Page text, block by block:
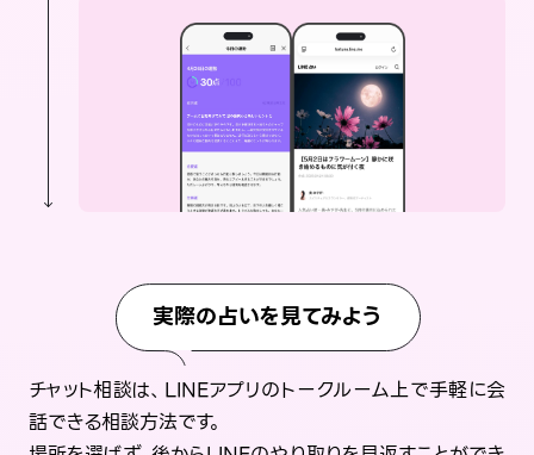
実際の占いを見てみよう
チャット相談は、LINEアプリのトークルーム上で手軽に会
話できる相談方法です。